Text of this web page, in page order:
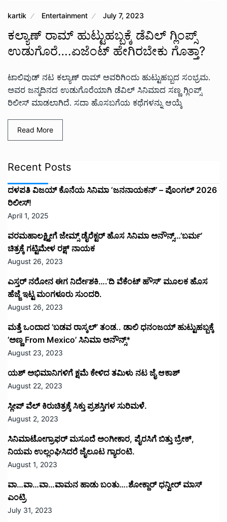
kartik Entertainment July 7, 2023
ಕಲ್ಯಾಣ್ ರಾಮ್ ಹುಟ್ಟುಹಬ್ಬಕ್ಕೆ ಡೆವಿಲ್ ಗ್ಲಿಂಪ್ಸ್
ಉಡುಗೊರೆ….ಏಜೆಂಟ್ ಹೇಗಿರಬೇಕು ಗೊತ್ತಾ?
ಟಾಲಿವುಡ್ ನಟ ಕಲ್ಯಾಣ್ ರಾಮ್ ಅವರಿಗಿಂದು ಹುಟ್ಟುಹಬ್ಬದ ಸಂಭ್ರಮ.
ಅವರ ಜನ್ಮದಿನದ ಉಡುಗೊರೆಯಾಗಿ ಡೆವಿಲ್ ಸಿನಿಮಾದ ಸಣ್ಣ ಗ್ಲಿಂಪ್ಸ್
ರಿಲೀಸ್ ಮಾಡಲಾಗಿದೆ. ಸದಾ ಹೊಸಬಗೆಯ ಕಥೆಗಳನ್ನು ಆಯ್ಕೆ
Read More
Recent Posts
ದಳಪತಿ ವಿಜಯ್‌ ಕೊನೆಯ ಸಿನಿಮಾ ‘ಜನನಾಯಕನ್’ – ಪೊಂಗಲ್ 2026
ರಿಲೀಸ್!
April 1, 2025
ವರಮಹಾಲಕ್ಷ್ಮೀಗೆ ಜೇಮ್ಸ್ ಡೈರೆಕ್ಟರ್ ಹೊಸ ಸಿನಿಮಾ ಅನೌನ್ಸ್…’ಬರ್ಮ’
ಚಿತ್ರಕ್ಕೆ ಗಟ್ಟಿಮೇಳ ರಕ್ಷ್ ನಾಯಕ
August 26, 2023
ಎಸ್ತರ್ ನರೋನ ಈಗ ನಿರ್ದೇಶಕಿ….’ದಿ ವೆಕೆಂಟ್ ಹೌಸ್‌’‌ ಮೂಲಕ ಹೊಸ
ಹೆಜ್ಜೆ ಇಟ್ಟ ಮಂಗಳೂರು ಸುಂದರಿ.
August 26, 2023
ಮತ್ತೆ ಒಂದಾದ ’ಬಡವ ರಾಸ್ಕಲ್’ ತಂಡ.. ಡಾಲಿ ಧನಂಜಯ್ ಹುಟ್ಟುಹಬ್ಬಕ್ಕೆ
’ಅಣ್ಣ From Mexico’ ಸಿನಿಮಾ ಅನೌನ್ಸ್*
August 23, 2023
ಯಶ್ ಅಭಿಮಾನಿಗಳಿಗೆ ಕ್ಷಮೆ ಕೇಳಿದ ತಮಿಳು ನಟ ಜೈ ಆಕಾಶ್
August 22, 2023
ಸ್ಲೀಪ್ ವೆಲ್ ಕಿರುಚಿತ್ರಕ್ಕೆ ಸಿಕ್ತು ಪ್ರಶಸ್ತಿಗಳ ಸುರಿಮಳೆ.
August 2, 2023
ಸಿನಿಮಾಟೋಗ್ರಾಫರ್ ಮಸೂದೆ ಅಂಗೀಕಾರ, ಪೈರಸಿಗೆ ಬಿತ್ತು ಬ್ರೇಕ್,
ನಿಯಮ ಉಲ್ಲಂಘಿಸಿದರೆ ಜೈಲೂಟ ಗ್ಯಾರಂಟಿ.
August 1, 2023
ವಾ…ವಾ…ವಾ…ವಾಮನ ಹಾಡು ಬಂತು….ಶೋಕ್ದಾರ್ ಧನ್ವೀರ್ ಮಾಸ್
ಎಂಟ್ರಿ
July 31, 2023